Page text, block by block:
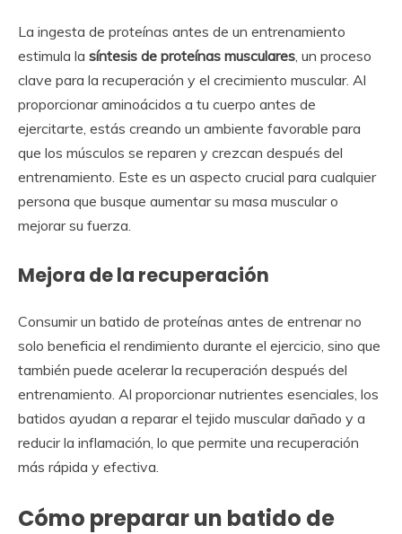
La ingesta de proteínas antes de un entrenamiento
estimula la síntesis de proteínas musculares, un proceso
clave para la recuperación y el crecimiento muscular. Al
proporcionar aminoácidos a tu cuerpo antes de
ejercitarte, estás creando un ambiente favorable para
que los músculos se reparen y crezcan después del
entrenamiento. Este es un aspecto crucial para cualquier
persona que busque aumentar su masa muscular o
mejorar su fuerza.
Mejora de la recuperación
Consumir un batido de proteínas antes de entrenar no
solo beneficia el rendimiento durante el ejercicio, sino que
también puede acelerar la recuperación después del
entrenamiento. Al proporcionar nutrientes esenciales, los
batidos ayudan a reparar el tejido muscular dañado y a
reducir la inflamación, lo que permite una recuperación
más rápida y efectiva.
Cómo preparar un batido de